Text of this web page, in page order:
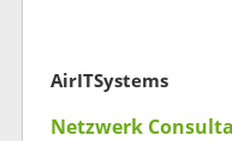
AirITSystems
Netzwerk